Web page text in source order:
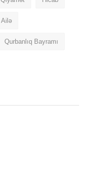
Ailə
Qurbanlıq Bayramı